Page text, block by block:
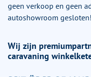
geen verkoop en geen
autoshowroom gesloten!
Wij zijn
caravaning